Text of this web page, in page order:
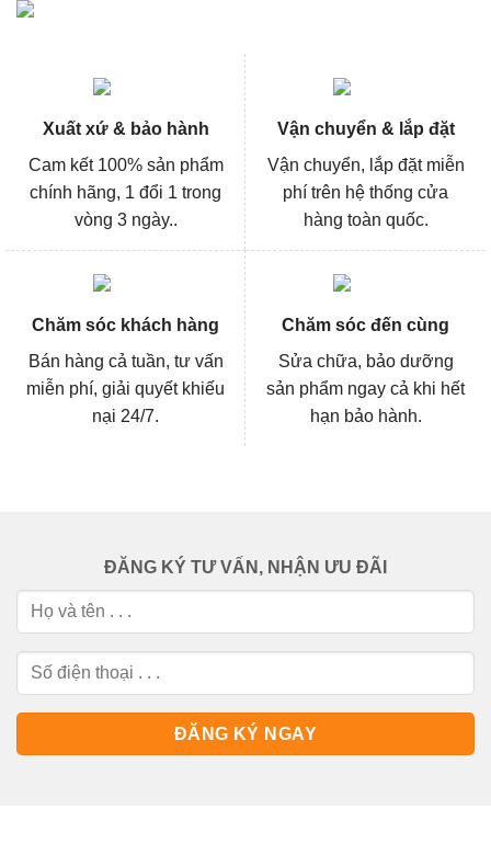
Xuất xứ & bảo hành
Cam kết 100% sản phẩm
chính hãng, 1 đổi 1 trong
vòng 3 ngày..
Vận chuyển & lắp đặt
Vận chuyển, lắp đặt miễn
phí trên hệ thống cửa
hàng toàn quốc.
Chăm sóc khách hàng
Bán hàng cả tuần, tư vấn
miễn phí, giải quyết khiếu
nại 24/7.
Chăm sóc đến cùng
Sửa chữa, bảo dưỡng
sản phẩm ngay cả khi hết
hạn bảo hành.
ĐĂNG KÝ TƯ VẤN, NHẬN ƯU ĐÃI